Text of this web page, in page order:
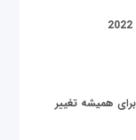
همیشه تغییر